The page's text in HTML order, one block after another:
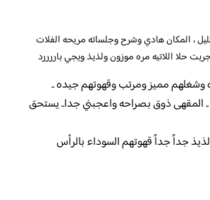
، المكان هادي وشرح وجلساته مريحه الفلات
حلا اللاتيه مره موزون ولذيذ ويجي باررررد
وشغلهم مميز ومرتب وقهوتهم جيده ..
المقهى ذوق بصراحه واعجبني جدا.. يستحق
جداً جداً قهوتهم السوداء بالرأس